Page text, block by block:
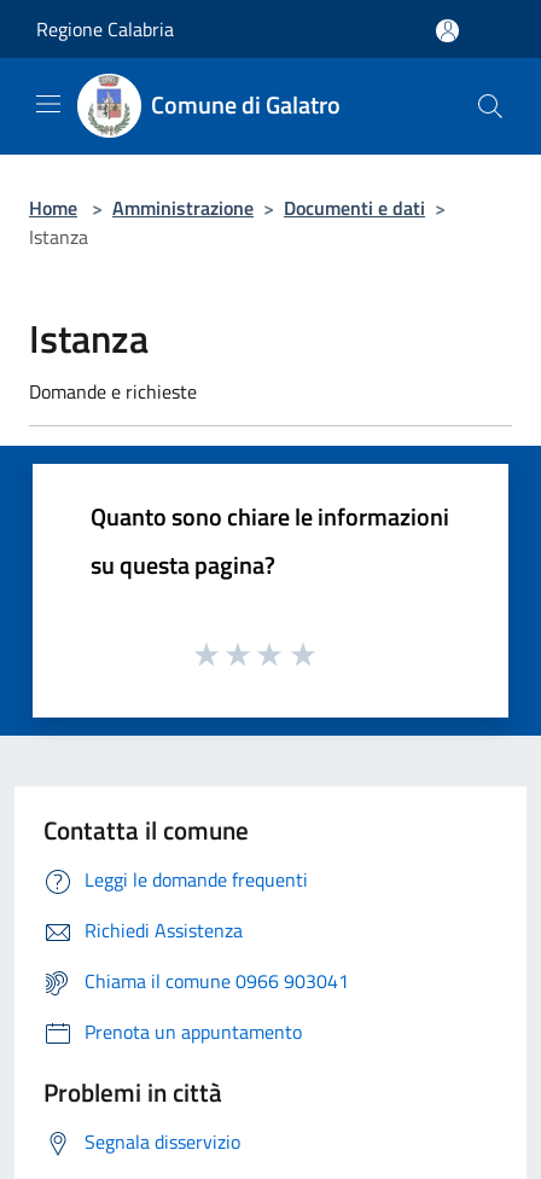
Regione Calabria
Comune di Galatro
Home > Amministrazione > Documenti e dati >
Istanza
Istanza
Domande e richieste
Quanto sono chiare le informazioni
su questa pagina?
Contatta il comune
Leggi le domande frequenti
Richiedi Assistenza
Chiama il comune 0966 903041
Prenota un appuntamento
Problemi in città
Segnala disservizio